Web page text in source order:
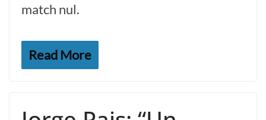
match nul.
Read More